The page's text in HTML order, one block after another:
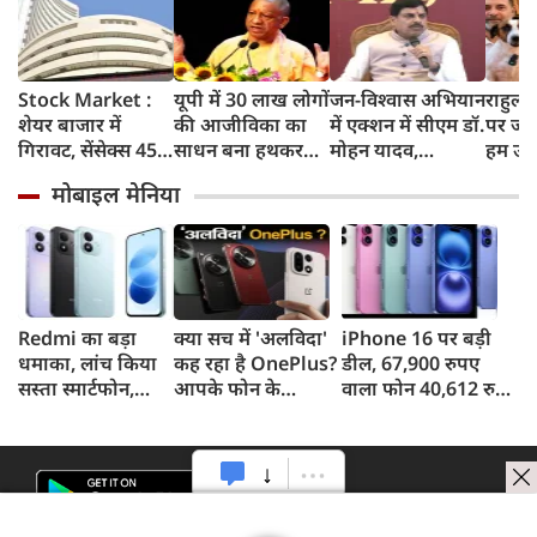
Stock Market :
शेयर बाजार में
गिरावट, सेंसेक्स 455
गिरावट
यूपी में 30 लाख लोगों
की आजीविका का
साधन बना हथकरघा-
जन-विश्वास अभियान
में एक्शन में सीएम डॉ.
मोहन यादव,
सहित तीन को किया
सस्पेंड
राहुल
पर जो
हम
मोबाइल मेनिया
Redmi का बड़ा
धमाका, लांच किया
सस्ता स्मार्टफोन,
क्या सच में 'अलविदा'
कह रहा है OnePlus?
आपके फोन के
iPhone 16 पर बड़ी
डील, 67,900 रुपए
वाला फोन 40,612 रुपए